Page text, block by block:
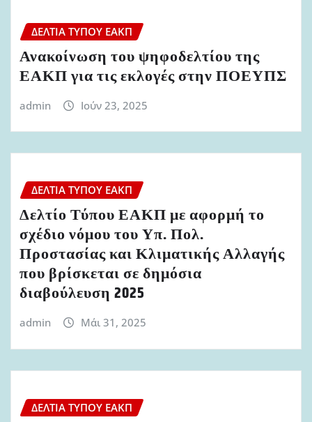
ΔΕΛΤΊΑ ΤΎΠΟΥ ΕΑΚΠ
Ανακοίνωση του ψηφοδελτίου της
ΕΑΚΠ για τις εκλογές στην ΠΟΕΥΠΣ
admin Ιούν 23, 2025
ΔΕΛΤΊΑ ΤΎΠΟΥ ΕΑΚΠ
Δελτίο Τύπου ΕΑΚΠ με αφορμή το
σχέδιο νόμου του Υπ. Πολ.
Προστασίας και Κλιματικής Αλλαγής
που βρίσκεται σε δημόσια
διαβούλευση 2025
admin Μάι 31, 2025
ΔΕΛΤΊΑ ΤΎΠΟΥ ΕΑΚΠ